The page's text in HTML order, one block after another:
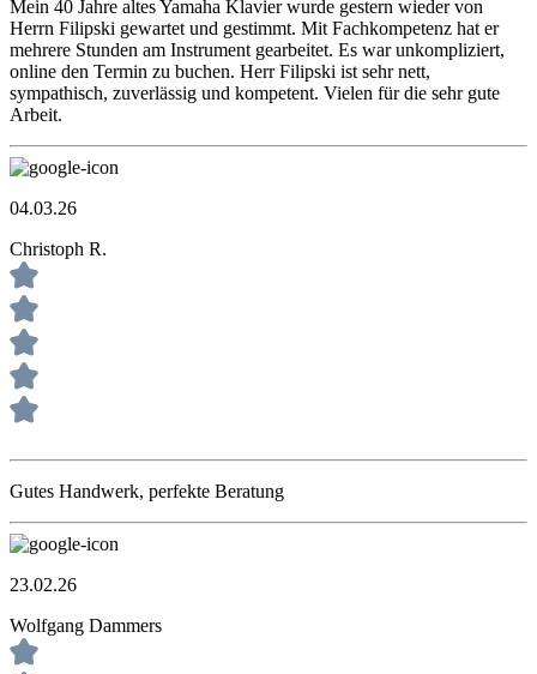
Mein 40 Jahre altes Yamaha Klavier wurde gestern wieder von
Herrn Filipski gewartet und gestimmt. Mit Fachkompetenz hat er
mehrere Stunden am Instrument gearbeitet. Es war unkompliziert,
online den Termin zu buchen. Herr Filipski ist sehr nett,
sympathisch, zuverlässig und kompetent. Vielen für die sehr gute
Arbeit.
04.03.26
Christoph R.
Gutes Handwerk, perfekte Beratung
23.02.26
Wolfgang Dammers